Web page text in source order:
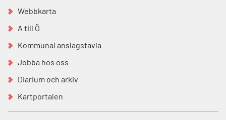
Webbkarta
A till Ö
Kommunal anslagstavla
Jobba hos oss
Diarium och arkiv
Kartportalen